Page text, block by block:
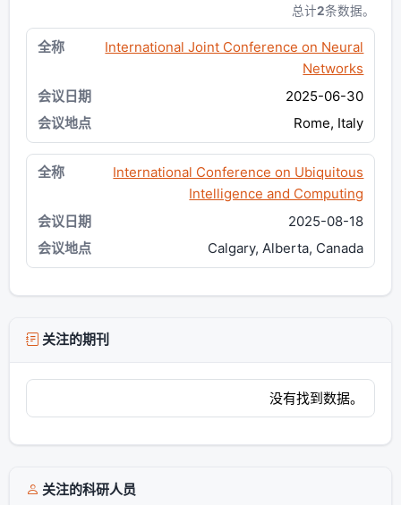
总计2条数据。
International Joint Conference on Neural
Networks
2025-06-30
Rome, Italy
International Conference on Ubiquitous
Intelligence and Computing
2025-08-18
Calgary, Alberta, Canada
关注的期刊
没有找到数据。
关注的科研人员